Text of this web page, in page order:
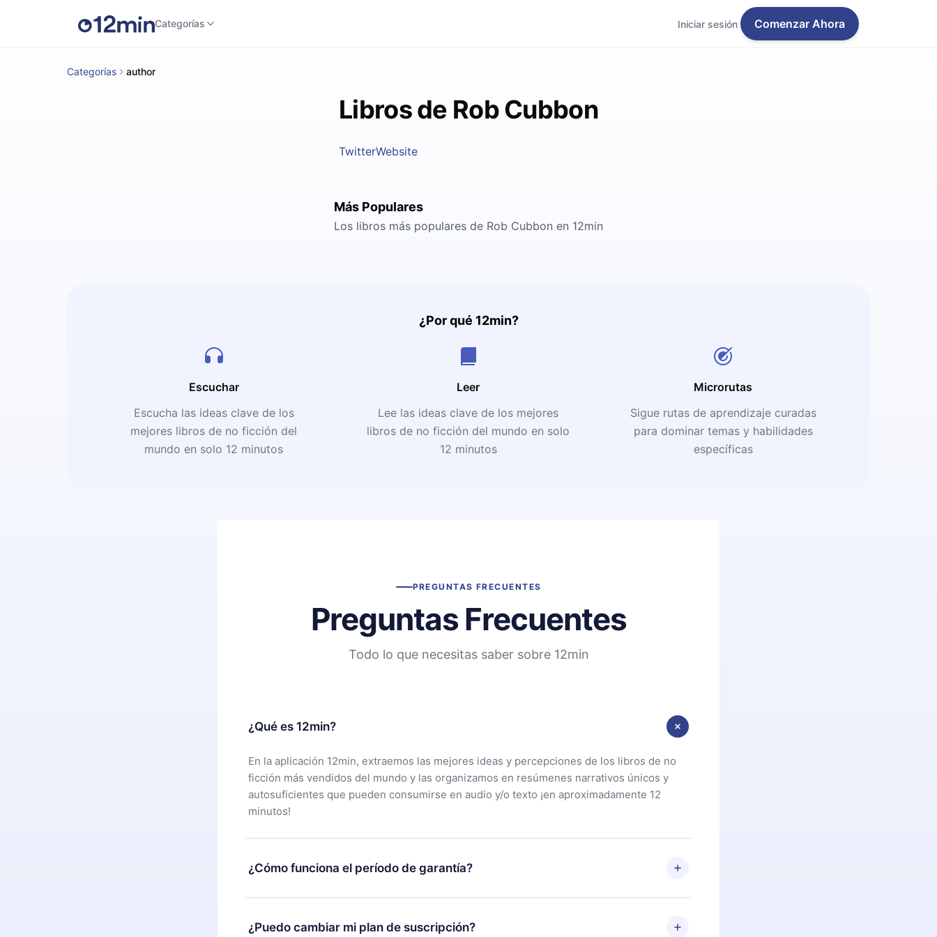
Categorías Iniciar sesión Comenzar Ahora
Categorías author
Libros de Rob Cubbon
TwitterWebsite
Más Populares
Los libros más populares de Rob Cubbon en 12min
¿Por qué 12min?
Escuchar
Escucha las ideas clave de los
mejores libros de no ficción del
mundo en solo 12 minutos
Leer
Lee las ideas clave de los mejores
libros de no ficción del mundo en solo
12 minutos
Microrutas
Sigue rutas de aprendizaje curadas
para dominar temas y habilidades
específicas
PREGUNTAS FRECUENTES
Preguntas Frecuentes
Todo lo que necesitas saber sobre 12min
¿Qué es 12min?
En la aplicación 12min, extraemos las mejores ideas y percepciones de los libros de no
ficción más vendidos del mundo y las organizamos en resúmenes narrativos únicos y
autosuficientes que pueden consumirse en audio y/o texto ¡en aproximadamente 12
minutos!
¿Cómo funciona el período de garantía?
Puedes descargar nuestra aplicación y comenzar a disfrutar de nuestra biblioteca. Si por
alguna razón no estás satisfecho con nuestra plataforma, simplemente contacta a
¿Puedo cambiar mi plan de suscripción?